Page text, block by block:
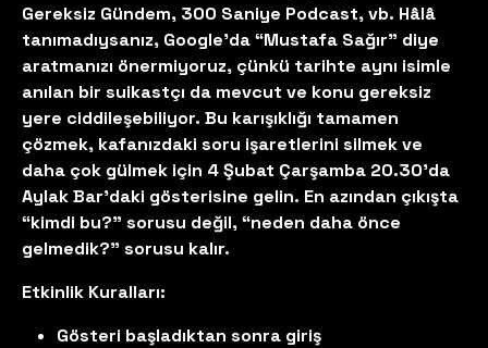
Gereksiz Gündem, 300 Saniye Podcast, vb. Hâlâ
tanımadıysanız, Google’da “Mustafa Sağır” diye
aratmanızı önermiyoruz, çünkü tarihte aynı isimle
anılan bir suikastçı da mevcut ve konu gereksiz
yere ciddileşebiliyor. Bu karışıklığı tamamen
çözmek, kafanızdaki soru işaretlerini silmek ve
daha çok gülmek için 4 Şubat Çarşamba 20.30'da
Aylak Bar’daki gösterisine gelin. En azından çıkışta
“kimdi bu?” sorusu değil, “neden daha önce
gelmedik?” sorusu kalır.
Etkinlik Kuralları:
Gösteri başladıktan sonra giriş